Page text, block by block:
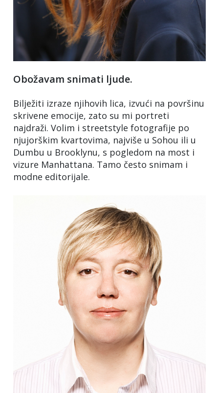
Obožavam snimati ljude.
Bilježiti izraze njihovih lica, izvući na površinu
skrivene emocije, zato su mi portreti
najdraži. Volim i streetstyle fotografije po
njujorškim kvartovima, najviše u Sohou ili u
Dumbu u Brooklynu, s pogledom na most i
vizure Manhattana. Tamo često snimam i
modne editorijale.